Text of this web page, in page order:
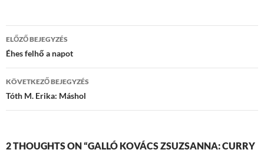
Bejegyzések
navigációja
ELŐZŐ BEJEGYZÉS
Éhes felhő a napot
KÖVETKEZŐ BEJEGYZÉS
Tóth M. Erika: Máshol
2 THOUGHTS ON “GALLÓ KOVÁCS ZSUZSANNA: CURRY